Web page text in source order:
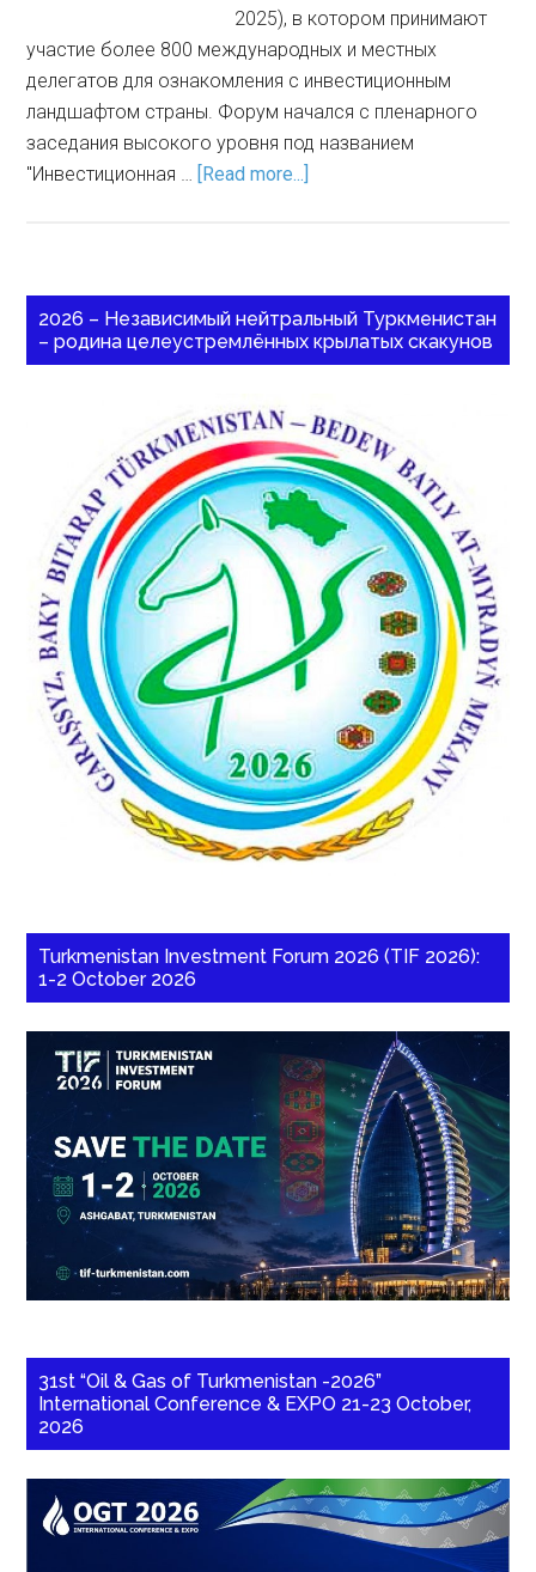
2025), в котором принимают
участие более 800 международных и местных
делегатов для ознакомления с инвестиционным
ландшафтом страны. Форум начался с пленарного
заседания высокого уровня под названием
"Инвестиционная … [Read more...]
2026 – Независимый нейтральный Туркменистан
– родина целеустремлённых крылатых скакунов
Turkmenistan Investment Forum 2026 (TIF 2026):
1-2 October 2026
31st “Oil & Gas of Turkmenistan -2026”
International Conference & EXPO 21-23 October,
2026